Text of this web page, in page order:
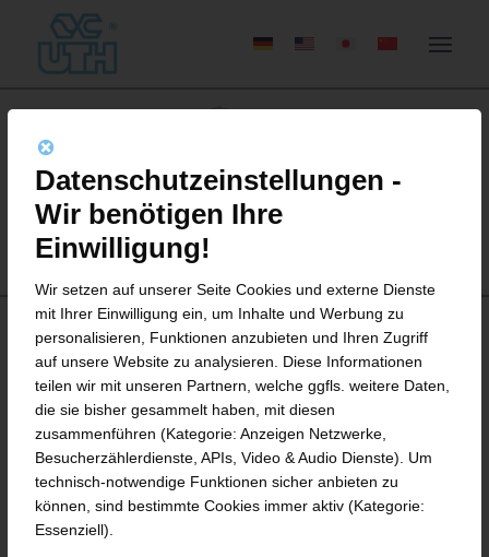
TRP REWORKER
Zwei-Walzen-Plastifizierer zur
Aufarbeitung von Rückläufermaterialien in
der Kautschukverarbeitung
Technologie basiert auf dem von UTH
Datenschutzeinstellungen -
Wir benötigen Ihre
Einwilligung!
Wir setzen auf unserer Seite Cookies und externe Dienste
mit Ihrer Einwilligung ein, um Inhalte und Werbung zu
personalisieren, Funktionen anzubieten und Ihren Zugriff
auf unsere Website zu analysieren. Diese Informationen
teilen wir mit unseren Partnern, welche ggfls. weitere Daten,
die sie bisher gesammelt haben, mit diesen
zusammenführen (Kategorie: Anzeigen Netzwerke,
Besucherzählerdienste, APIs, Video & Audio Dienste). Um
technisch-notwendige Funktionen sicher anbieten zu
können, sind bestimmte Cookies immer aktiv (Kategorie:
Essenziell).